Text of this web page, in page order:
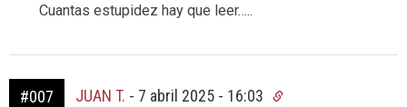
Cuantas estupidez hay que leer…..
#007 JUAN T. - 7 abril 2025 - 16:03